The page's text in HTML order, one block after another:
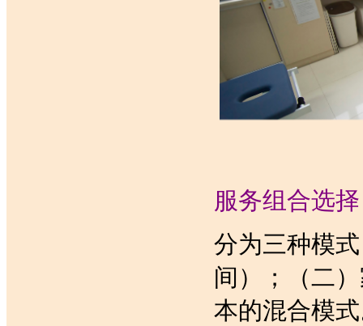
服务组合选择
分为三种模
间）；（二
本的混合模